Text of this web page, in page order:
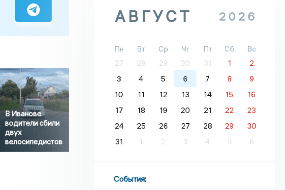
В Иванове
водители сбили
двух
велосипедистов
АВГУСТ 2026
Пн Вт Ср Чт Пт Сб
Вс
27
28 29 30 31 1
2
3
4 5 6 7 8
9
10
11 12 13 14 15
16
17
18 19 20 21 22
23
24
25 26 27 28 29
30
31
1 2 3 4 5 6
События: